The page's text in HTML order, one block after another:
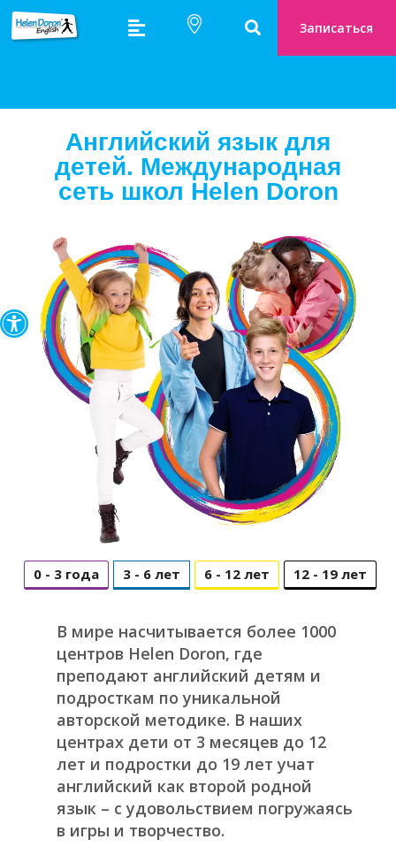
Открыть панель
Записаться
Английский язык для
детей. Международная
сеть школ Helen Doron
0 - 3 года 3 - 6 лет 6 - 12 лет 12 - 19 лет
В мире насчитывается более 1000
центров Helen Doron, где
преподают английский детям и
подросткам по уникальной
авторской методике. В наших
центрах дети от 3 месяцев до 12
лет и подростки до 19 лет учат
английский как второй родной
язык – с удовольствием погружаясь
в игры и творчество.